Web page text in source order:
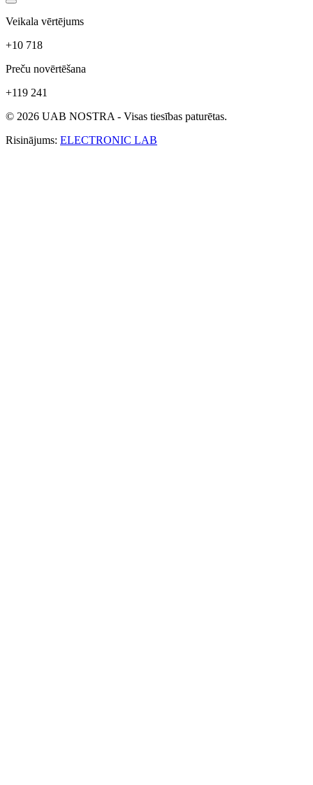
Veikala vērtējums
+10 718
Preču novērtēšana
+119 241
© 2026 UAB NOSTRA - Visas tiesības paturētas.
Risinājums: ELECTRONIC LAB